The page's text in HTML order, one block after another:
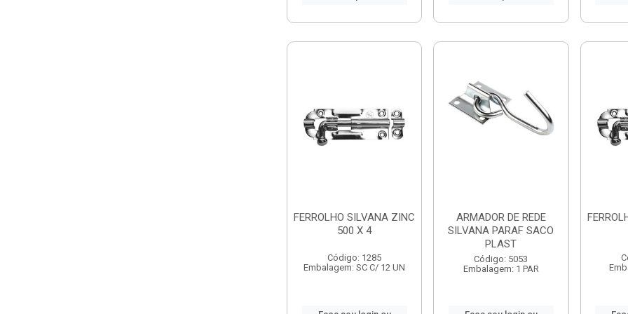
FERROLHO SILVANA ZINC
500 X 4
Código: 1285
Embalagem: SC C/ 12 UN
ARMADOR DE REDE
SILVANA PARAF SACO
PLAST
Código: 5053
Embalagem: 1 PAR